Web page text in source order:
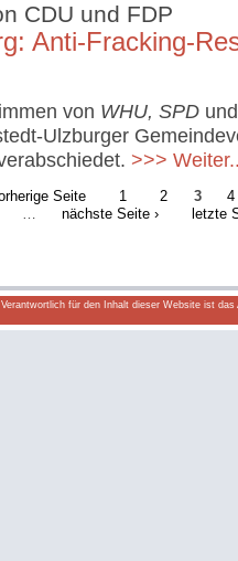
CDU und FDP
Anti-Fracking-
von WHU, SPD
Ulzburger
>>>
Seite 1 2 3
4
nächste Seite › letzte
Verantwortlich für den Inhalt dieser Website ist